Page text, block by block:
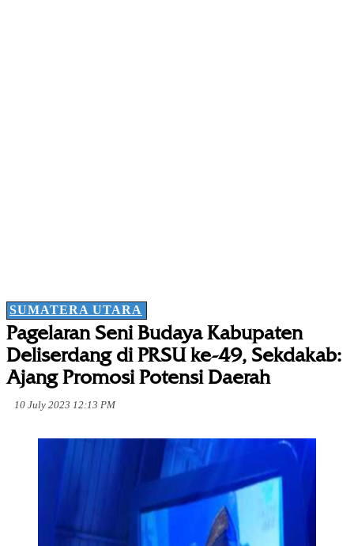
SUMATERA UTARA
Pagelaran Seni Budaya Kabupaten
Deliserdang di PRSU ke-49, Sekdakab:
Ajang Promosi Potensi Daerah
10 July 2023 12:13 PM